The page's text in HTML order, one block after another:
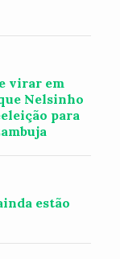
virar em
Nelsinho
para
estão